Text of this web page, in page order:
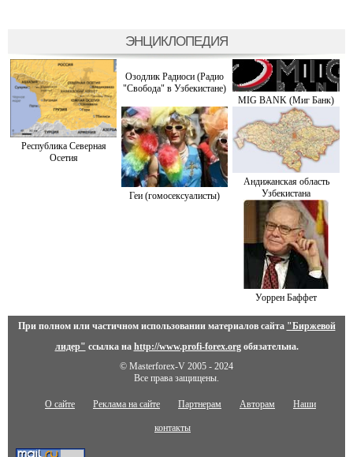
ЭНЦИКЛОПЕДИЯ
Республика Северная
Осетия
Озодлик Радиоси (Радио
"Свобода" в Узбекистане)
MIG BANK (Миг Банк)
Геи (гомосексуалисты)
Андижанская область
Узбекистана
Уоррен Баффет
При полном или частичном использовании материалов сайта "Биржевой
лидер" ссылка на http://www.profi-forex.orgобязательна.
© Masterforex-V 2005 - 2024
Все права защищены.
О сайте Реклама на сайте Партнерам Авторам Наши
контакты